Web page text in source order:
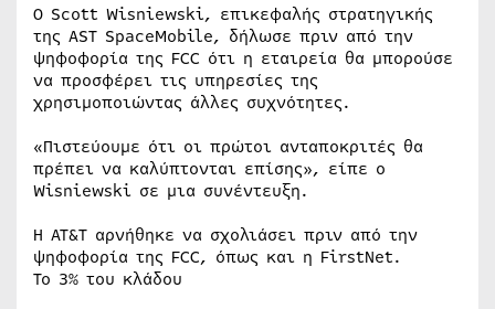
Ο Scott Wisniewski, επικεφαλής στρατηγικής
της AST SpaceMobile, δήλωσε πριν από την
ψηφοφορία της FCC ότι η εταιρεία θα μπορούσε
να προσφέρει τις υπηρεσίες της
χρησιμοποιώντας άλλες συχνότητες.
«Πιστεύουμε ότι οι πρώτοι ανταποκριτές θα
πρέπει να καλύπτονται επίσης», είπε ο
Wisniewski σε μια συνέντευξη.
Η AT&T αρνήθηκε να σχολιάσει πριν από την
ψηφοφορία της FCC, όπως και η FirstNet.
Το 3% του κλάδου